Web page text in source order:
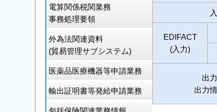
電算関係税関業務
事務処理要領
外為法関連資料
(貿易管理サブシステム)
医薬品医療機器等申請業務
輸出証明書等発給申請業務
EDIFACT
(入力)
出
出力